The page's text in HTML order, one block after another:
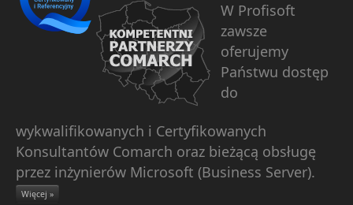
W Profisoft
zawsze
oferujemy
Państwu dostęp
do
wykwalifikowanych i Certyfikowanych
Konsultantów Comarch oraz bieżącą obsługę
przez inżynierów Microsoft (Business Server).
Więcej »